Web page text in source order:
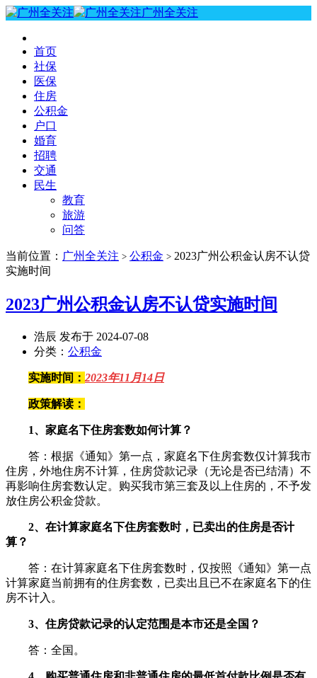
广州全关注
首页
社保
医保
住房
公积金
户口
婚育
招聘
交通
民生
教育
旅游
问答
当前位置： 广州全关注 > 公积金 > 2023广州公积金认房不认贷
实施时间
2023广州公积金认房不认贷实施时间
浩辰 发布于 2024-07-08
分类： 公积金
实施时间： 2023年11月14日
政策解读：
1、家庭名下住房套数如何计算？
答：根据《通知》第一点，家庭名下住房套数仅计算我市
住房，外地住房不计算，住房贷款记录（无论是否已结清）不
再影响住房套数认定。购买我市第三套及以上住房的，不予发
放住房公积金贷款。
2、在计算家庭名下住房套数时，已卖出的住房是否计
算？
答：在计算家庭名下住房套数时，仅按照《通知》第一点
计算家庭当前拥有的住房套数，已卖出且已不在家庭名下的住
房不计入。
3、 住房贷款记录的认定范围是本市还是全国？
答：全国。